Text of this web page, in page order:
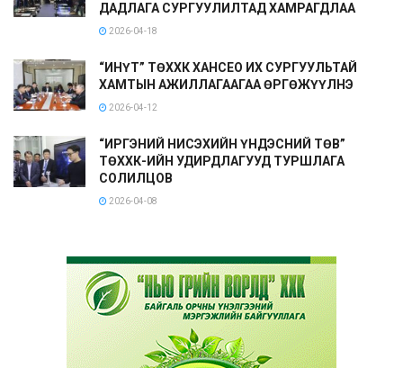
ДАДЛАГА СУРГУУЛИЛТАД ХАМРАГДЛАА
2026-04-18
“ИНҮТ” ТӨХХК ХАНСЕО ИХ СУРГУУЛЬТАЙ
ХАМТЫН АЖИЛЛАГААГАА ӨРГӨЖҮҮЛНЭ
2026-04-12
“ИРГЭНИЙ НИСЭХИЙН ҮНДЭСНИЙ ТӨВ”
ТӨХХК-ИЙН УДИРДЛАГУУД ТУРШЛАГА
СОЛИЛЦОВ
2026-04-08